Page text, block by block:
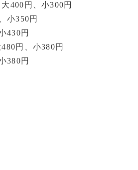
400円、小300円
小350円
430円
円、小380円
380円